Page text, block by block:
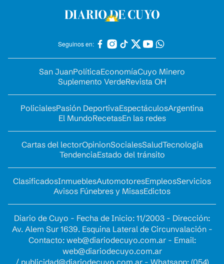
Seguinos en:
San JuanPolíticaEconomíaCuyo Minero
Suplemento VerdeRevista OH
PolicialesPasión DeportivaEspectáculosArgentina
El MundoRecetasEn las redes
Cartas del lectorOpinionSocialesSaludTecnología
TendenciaEstado del tránsito
ClasificadosInmueblesAutomotoresEmpleosServicios
Avisos Fúnebres y MisasEdictos
Diario de Cuyo - Fecha de Inicio: 11/2003 - Dirección:
Av. Alem Sur 1639. Esquina Lateral de Circunvalación -
Contacto: web@diariodecuyo.com.ar- Email:
web@diariodecuyo.com.ar
/ publicidad@diariodecuyo.com.ar- Whatsapp: (054)